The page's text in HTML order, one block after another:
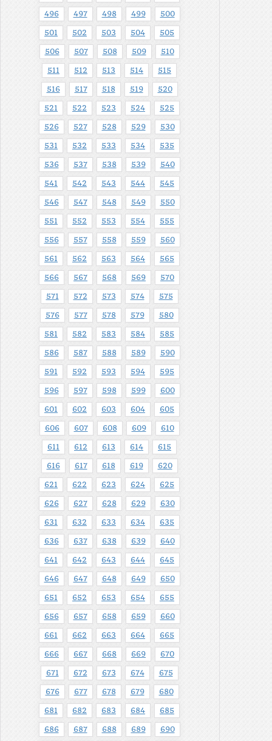
496 497 498 499 500
501 502 503 504 505
506 507 508 509 510
511 512 513 514 515
516 517 518 519 520
521 522 523 524 525
526 527 528 529 530
531 532 533 534 535
536 537 538 539 540
541 542 543 544 545
546 547 548 549 550
551 552 553 554 555
556 557 558 559 560
561 562 563 564 565
566 567 568 569 570
571 572 573 574 575
576 577 578 579 580
581 582 583 584 585
586 587 588 589 590
591 592 593 594 595
596 597 598 599 600
601 602 603 604 605
606 607 608 609 610
611 612 613 614 615
616 617 618 619 620
621 622 623 624 625
626 627 628 629 630
631 632 633 634 635
636 637 638 639 640
641 642 643 644 645
646 647 648 649 650
651 652 653 654 655
656 657 658 659 660
661 662 663 664 665
666 667 668 669 670
671 672 673 674 675
676 677 678 679 680
681 682 683 684 685
686 687 688 689 690